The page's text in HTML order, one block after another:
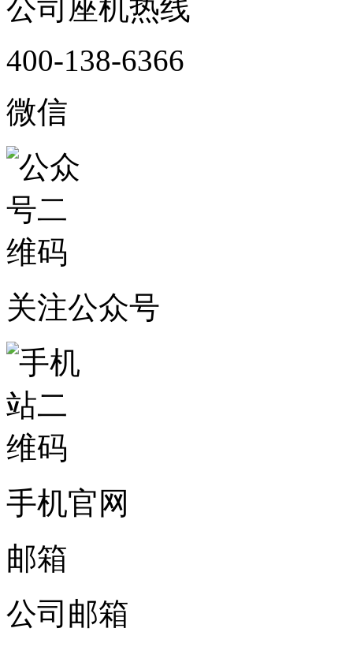
公司座机热线
400-138-6366
微信
关注公众号
手机官网
邮箱
公司邮箱